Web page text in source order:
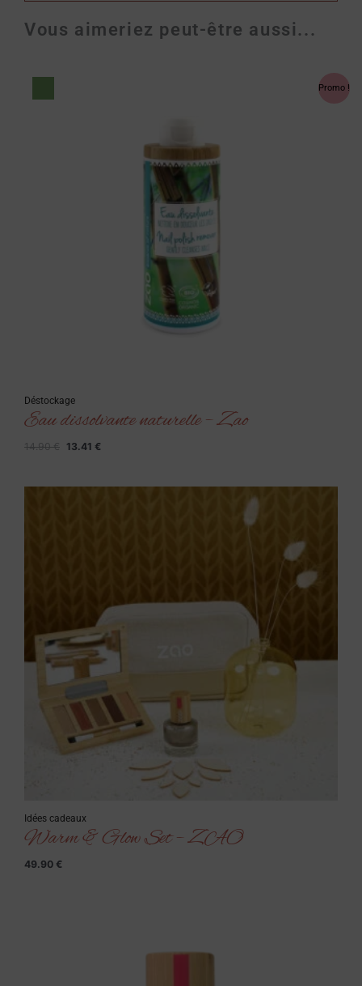
Vous aimeriez peut-être aussi...
Promo !
Déstockage
Eau dissolvante naturelle – Zao
14.90€ 13.41 €
Idées cadeaux
Warm & Glow Set – ZAO
49.90 €